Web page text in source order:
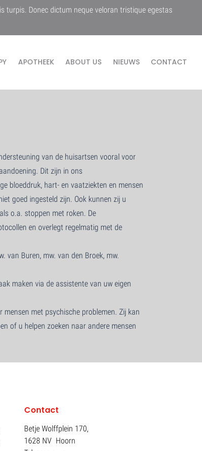
turpis. Donec dictum neque veloran tristique egestas
APOTHEEK ABOUT US NIEUWS CONTACT
van de huisartsen vooral voor
Dit zijn in ons
bloeddruk, hart- en vaatziekten en mensen
goed ingesteld zijn. Ook kunnen zij u
o.a. stoppen met roken. De
en overlegt regelmatig met de
van Buren, mw. van den Broek, mw.
maken via de assistente van uw eigen
met psychische problemen. Zij kan
of u helpen zoeken naar andere mensen
Contact
Betje Wolffplein 170,
1628 NV Hoorn